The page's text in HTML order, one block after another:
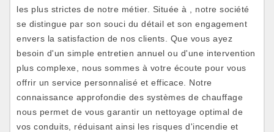
les plus strictes de notre métier. Située à , notre société
se distingue par son souci du détail et son engagement
envers la satisfaction de nos clients. Que vous ayez
besoin d'un simple entretien annuel ou d'une intervention
plus complexe, nous sommes à votre écoute pour vous
offrir un service personnalisé et efficace. Notre
connaissance approfondie des systèmes de chauffage
nous permet de vous garantir un nettoyage optimal de
vos conduits, réduisant ainsi les risques d'incendie et